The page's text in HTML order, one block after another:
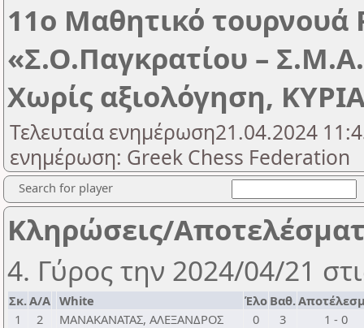
11ο Μαθητικό τουρνουά
«Σ.Ο.Παγκρατίου –
Χωρίς αξιολόγηση,
Τελευταία ενημέρωση21.04.2024
ενημέρωση: Greek Chess Federation
Search for player
Κληρώσεις/
4. Γύρος την 2024/04/21
Σκ.Α/Α White Έλο Βαθ.
1
2 ΜΑΝΑΚΑΝΑΤΑΣ, ΑΛΕΞΑΝΔΡΟΣ 0 3
1 - 0